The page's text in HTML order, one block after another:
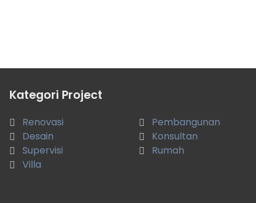
Kategori Project
Renovasi
Pembangunan
Desain
Konsultan
Supervisi
Rumah
Villa
Banyak membantu saya mewujudkan desain
properti dengan kontur lahan yg berada di pinggir
sungai, yg sebelumnya tidak terbayangkan oleh